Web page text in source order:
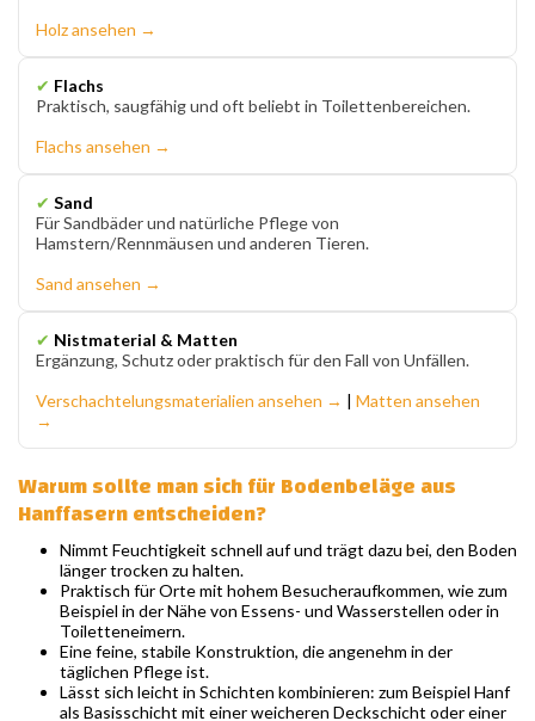
Holz ansehen →
✔ Flachs
Praktisch, saugfähig und oft beliebt in Toilettenbereichen.
Flachs ansehen →
✔ Sand
Für Sandbäder und natürliche Pflege von
Hamstern/Rennmäusen und anderen Tieren.
Sand ansehen →
✔ Nistmaterial & Matten
Ergänzung, Schutz oder praktisch für den Fall von Unfällen.
Verschachtelungsmaterialien ansehen → | Matten ansehen
→
Warum sollte man sich für Bodenbeläge aus
Hanffasern entscheiden?
Nimmt Feuchtigkeit schnell auf und trägt dazu bei, den Boden
länger trocken zu halten.
Praktisch für Orte mit hohem Besucheraufkommen, wie zum
Beispiel in der Nähe von Essens- und Wasserstellen oder in
Toiletteneimern.
Eine feine, stabile Konstruktion, die angenehm in der
täglichen Pflege ist.
Lässt sich leicht in Schichten kombinieren: zum Beispiel Hanf
als Basisschicht mit einer weicheren Deckschicht oder einer